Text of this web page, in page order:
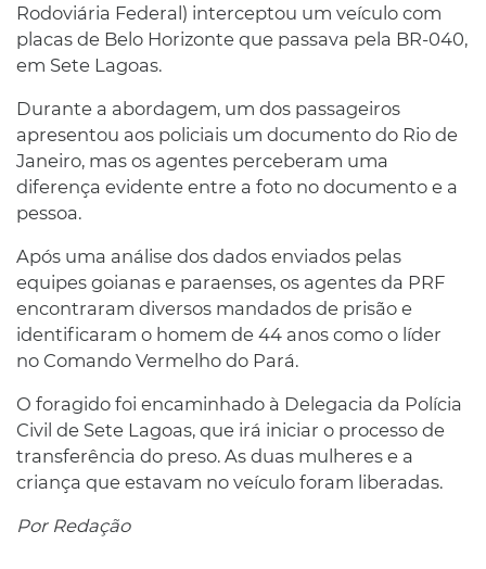
Rodoviária Federal) interceptou um veículo com
placas de Belo Horizonte que passava pela BR-040,
em Sete Lagoas.
Durante a abordagem, um dos passageiros
apresentou aos policiais um documento do Rio de
Janeiro, mas os agentes perceberam uma
diferença evidente entre a foto no documento e a
pessoa.
Após uma análise dos dados enviados pelas
equipes goianas e paraenses, os agentes da PRF
encontraram diversos mandados de prisão e
identificaram o homem de 44 anos como o líder
no Comando Vermelho do Pará.
O foragido foi encaminhado à Delegacia da Polícia
Civil de Sete Lagoas, que irá iniciar o processo de
transferência do preso. As duas mulheres e a
criança que estavam no veículo foram liberadas.
Por Redação